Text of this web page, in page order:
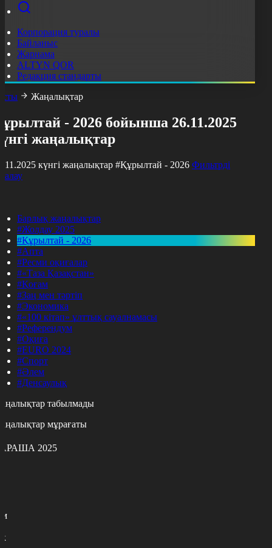
Корпорация туралы
Байланыс
Жарнама
ALTYN QOR
Редакция стандарты
Жаңалықтар
- 2026 бойынша 26.11.2025
жаңалықтар
күнгі жаңалықтар #Құрылтай - 2026 Фильтрді
Барлық жаңалықтар
#Жолдау 2025
#Құрылтай - 2026
#Апта
#Ресми оқиғалар
#«Таза Қазақстан»
#Қоғам
#Заң мен тәртіп
#Экономика
#«100 кітап» ұлттық сауалнамасы
#Референдум
#Оқиға
#EURO 2024
#Спорт
#Әлем
#Денсаулық
табылмады
мұрағаты
2025